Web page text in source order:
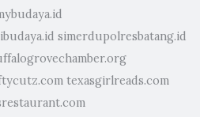
simerdupolresbatang.id
texasgirlreads.com